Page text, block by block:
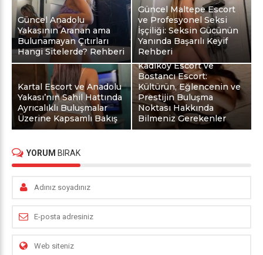
Güncel Anadolu
Yakasının Aranan ama
Bulunamayan Çıtırları
Hangi Sitelerde? Rehberi
Güncel Maltepe Escort
ve Profesyonel Seksi
İşçiliği: Seksin Gücünün
Yanında Başarılı Keyif
Rehberi
Kartal Escort ve Anadolu
Yakası’nın Sahil Hattında
Ayrıcalıklı Buluşmalar
Üzerine Kapsamlı Bakış
Kadıköy Escort ve
Bostancı Escort:
Kültürün, Eğlencenin ve
Prestijin Buluşma
Noktası Hakkında
Bilmeniz Gerekenler
YORUM BIRAK